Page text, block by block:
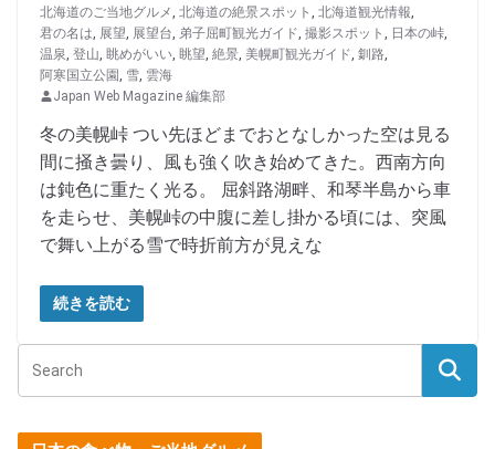
北海道のご当地グルメ, 北海道の絶景スポット , 北海道観光情報,
君の名は, 展望, 展望台, 弟子屈町観光ガイド, 撮影スポット , 日本の峠,
温泉, 登山, 眺めがいい, 眺望, 絶景, 美幌町観光ガイド, 釧路,
阿寒国立公園, 雪, 雲海
Japan Web Magazine 編集部
冬の美幌峠 つい先ほどまでおとなしかった空は見る
間に掻き曇り、風も強く吹き始めてきた。西南方向
は鈍色に重たく光る。 屈斜路湖畔、和琴半島から車
を走らせ、美幌峠の中腹に差し掛かる頃には、突風
で舞い上がる雪で時折前方が見えな
続きを読む